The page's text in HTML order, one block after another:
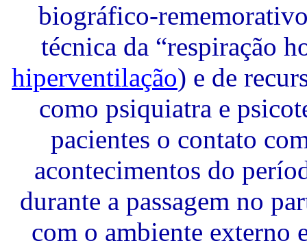
biográfico-
técnica da “respiração
hiperventilação) e de
como psiquiatra e
pacientes o contato
acontecimentos do
durante a passagem no
com o ambiente externo